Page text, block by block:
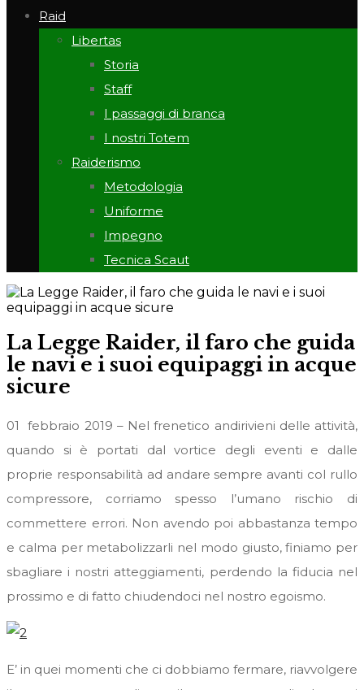
Raid
Libertas
Storia
Staff
I passaggi di branca
I nostri Totem
Raiderismo
Metodologia
Uniforme
Impegno
Tecnica Scaut
La Legge Raider, il faro che guida
le navi e i suoi equipaggi in acque
sicure
01 febbraio 2019 – Nel frenetico andirivieni delle attività,
quando si è portati dal vortice degli eventi e dalle
proprie responsabilità ad andare sempre avanti col rullo
compressore, corriamo spesso l’umano rischio di
commettere errori. Non avendo poi abbastanza tempo
e calma per metabolizzarli nel modo giusto, finiamo per
sbagliare i nostri atteggiamenti, perdendo la fiducia nel
prossimo e di fatto chiudendoci nel nostro egoismo.
E’ in quei momenti che ci dobbiamo fermare, riavvolgere